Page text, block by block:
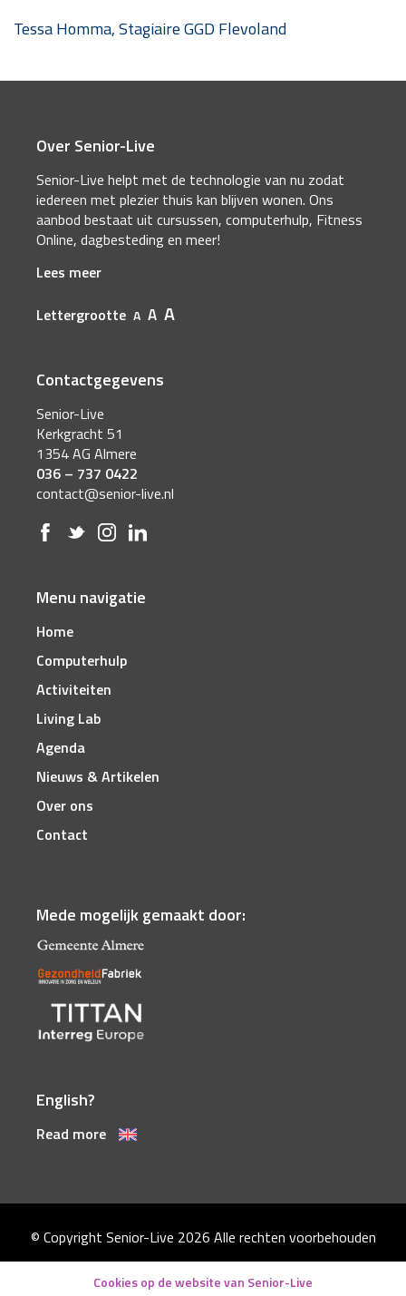
Tessa Homma, Stagiaire GGD Flevoland
Over Senior-Live
Senior-Live helpt met de technologie van nu zodat
iedereen met plezier thuis kan blijven wonen. Ons
aanbod bestaat uit cursussen, computerhulp, Fitness
Online, dagbesteding en meer!
Lees meer
Lettergrootte A A A
Contactgegevens
Senior-Live
Kerkgracht 51
1354 AG Almere
036 – 737 0422
contact@senior-live.nl
Menu navigatie
Home
Computerhulp
Activiteiten
Living Lab
Agenda
Nieuws & Artikelen
Over ons
Contact
Mede mogelijk gemaakt door:
English?
Read more
© Copyright Senior-Live 2026 Alle rechten voorbehouden
Disclaimer
Cookies op de website van Senior-Live